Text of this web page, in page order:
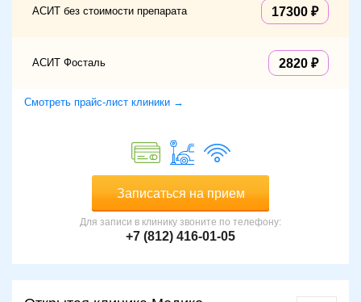
кожные высыпания, сопровождающиеся зудом;
Центр аллергологии занимается диагностикой и лечением
аллергический риноконъюнктивит;
атопический дерматит;
бронхиальная астма;
эссудативный диатез;
пищевая аллергия.
АСИТ без стоимости препарата 17300
АСИТ Фосталь 2820
Смотреть прайс-лист клиники →
Записаться на прием
Для записи в клинику звоните по телефону:
+7 (812) 416-01-05